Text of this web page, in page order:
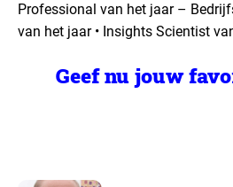
Professional van het jaar –
van het jaar• Insights Scientist
Geef nu jouw